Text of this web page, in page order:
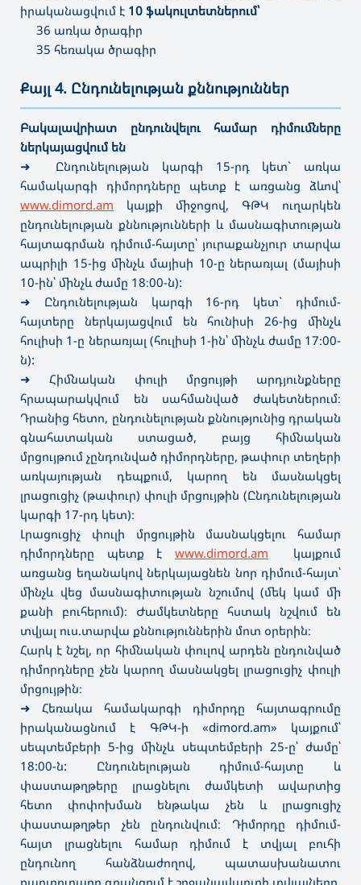
իրականացվում է 10 ֆակուլտետներում՝
36 առկա ծրագիր
35 հեռակա ծրագիր
Քայլ 4. Ընդունելության քննություններ
Բակալավրիատ ընդունվելու համար դիմումները
ներկայացվում են
➜
Ընդունելության կարգի 15-րդ կետ` առկա
համակարգի դիմորդները պետք է առցանց ձևով՝
www.dimord.am կայքի միջոցով, ԳԹԿ ուղարկեն
ընդունելության քննությունների և մասնագիտության
հայտագրման դիմում-հայտը՝ յուրաքանչյուր տարվա
ապրիլի 15-ից մինչև մայիսի 10-ը ներառյալ (մայիսի
10-ին՝ մինչև ժամը 18։00-ն):
➜ Ընդունելության կարգի 16-րդ կետ` դիմում-
հայտերը ներկայացվում են հունիսի 26-ից մինչև
հուլիսի 1-ը ներառյալ (հուլիսի 1-ին՝ մինչև ժամը 17։00-
ն):
➜Հիմնական փուլի մրցույթի արդյունքները
հրապարակվում են սահմանված ժակետներում։
Դրանից հետո, ընդունելության քննությունից դրական
գնահատական ստացած, բայց հիմնական
մրցույթում չընդունված դիմորդները, թափուր տեղերի
առկայության դեպքում, կարող են մասնակցել
լրացուցիչ (թափուր) փուլի մրցույթին (Ընդունելության
կարգի 17-րդ կետ)։
Լրացուցիչ փուլի մրցույթին մասնակցելու համար
դիմորդները պետք է www.dimord.am կայքում
առցանց եղանակով ներկայացնեն նոր դիմում-հայտ՝
մինչև վեց մասնագիտության նշումով (մեկ կամ մի
քանի բուհերում)։ Ժամկետները հստակ նշվում են
տվյալ ուս.տարվա քննություններին մոտ օրերին։
Հարկ է նշել, որ հիմնական փուլով արդեն ընդունված
դիմորդները չեն կարող մասնակցել լրացուցիչ փուլի
մրցույթին։
➜ Հեռակա համակարգի դիմորդը հայտագրումը
իրականացնում է ԳԹԿ-ի «dimord.am» կայքում՝
սեպտեմբերի 5-ից մինչև սեպտեմբերի 25-ը՝ ժամը՝
18:00-ն: Ընդունելության դիմում-հայտը և
փաստաթղթերը լրացնելու ժամկետի ավարտից
հետո փոփոխման ենթակա չեն և լրացուցիչ
փաստաթղթեր չեն ընդունվում։ Դիմորդը դիմում-
հայտ լրացնելու համար դիմում է տվյալ բուհի
ընդունող հանձնաժողով, պատասխանատու
քարտուղարը գրանցում է շրջանավարտի տվյալները,